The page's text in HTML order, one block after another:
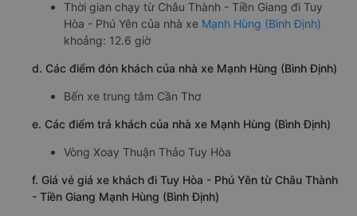
Thời gian chạy từ Châu Thành - Tiền Giang đi Tuy
Hòa - Phú Yên của nhà xe Mạnh Hùng (Bình Định)
khoảng: 12.6 giờ
d. Các điểm đón khách của nhà xe Mạnh Hùng (Bình Định)
Bến xe trung tâm Cần Thơ
e. Các điểm trả khách của nhà xe Mạnh Hùng (Bình Định)
Vòng Xoay Thuận Thảo Tuy Hòa
f. Giá vé giá xe khách đi Tuy Hòa - Phú Yên từ Châu Thành
- Tiền Giang Mạnh Hùng (Bình Định)